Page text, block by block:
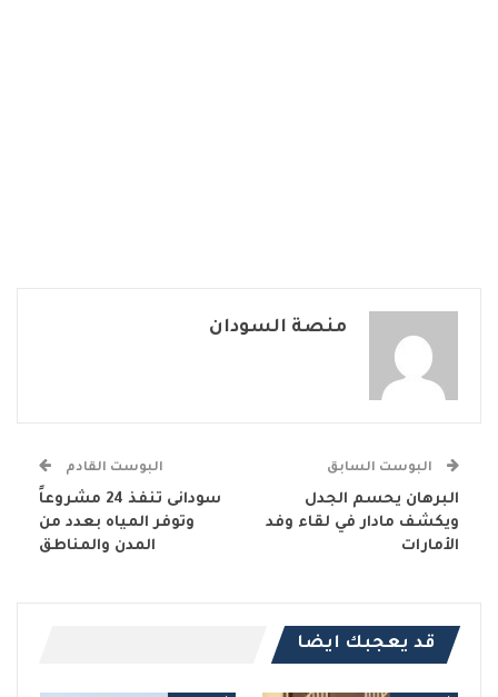
منصة السودان
البوست السابق
البرهان يحسم الجدل
ويكشف مادار في لقاء وفد
الأمارات
البوست القادم
سودانى تنفذ 24 مشروعاً
وتوفر المياه بعدد من
المدن والمناطق
قد يعجبك ايضا